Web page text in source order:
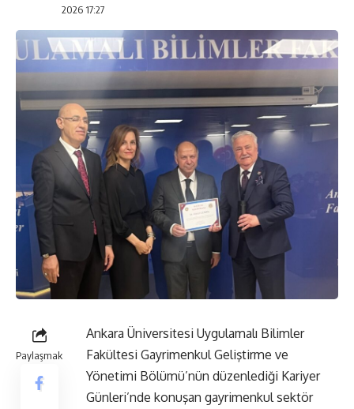
2026 17:27
Paylaşmak
Ankara Üniversitesi Uygulamalı Bilimler
Fakültesi Gayrimenkul Geliştirme ve
Yönetimi Bölümü’nün düzenlediği Kariyer
Günleri’nde konuşan gayrimenkul sektör